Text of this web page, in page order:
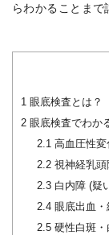
らわかることまで
1 眼底検査とは？
2 眼底検査でわか
2.1高血圧性変
2.2視神経乳頭
2.3白内障 (疑
2.4眼底出血・
2.5硬性白斑・